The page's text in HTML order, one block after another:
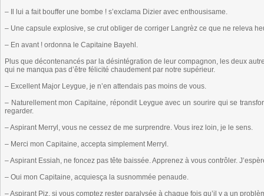
– Il lui a fait bouffer une bombe ! s’exclama Dizier avec enthousisame.
– Une capsule explosive, se crut obliger de corriger Langrèz ce que ne releva
– En avant ! ordonna le Capitaine Bayehl.
Plus que décontenancés par la désintégration de leur compagnon, les deux
qui ne manqua pas d’être félicité chaudement par notre supérieur.
– Excellent Major Leygue, je n’en attendais pas moins de vous.
– Naturellement mon Capitaine, répondit Leygue avec un sourire qui se
regarder.
– Aspirant Merryl, vous ne cessez de me surprendre. Vous irez loin, je le sens.
– Merci mon Capitaine, accepta simplement Merryl.
– Aspirant Essiah, ne foncez pas tête baissée. Apprenez à vous contrôler.
– Oui mon Capitaine, acquiesça la susnommée penaude.
– Aspirant Piz, si vous comptez rester paralysée à chaque fois qu’il y a un